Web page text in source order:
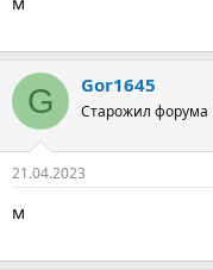
G Gor1645
Старожил форума
21.04.2023
м